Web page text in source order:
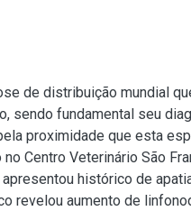
de distribuição mundial
sendo fundamental seu
proximidade que esta
no Centro Veterinário São
apresentou histórico de
revelou aumento de